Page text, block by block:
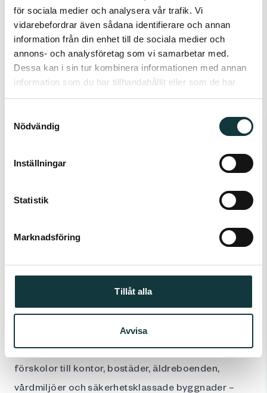
för sociala medier och analysera vår trafik. Vi
vidarebefordrar även sådana identifierare och annan
information från din enhet till de sociala medier och
annons- och analysföretag som vi samarbetar med.
Dessa kan i sin tur kombinera informationen med annan
information som du har tillhandahållit eller som de har
samlat in när du har använt deras tjänster.
Nödvändig
Inställningar
Statistik
Marknadsföring
Tillåt alla
Avvisa
Ett dedikerat team som delar din vilja att bygga
framtidens samhälle
Ansökan och kontakt
I denna rekrytering samarbetar Parmaco AB med
Rubino Rekrytering. Har du frågor om tjänsten är du
rekryteringskonsult Hanne Rubino, +46 739 015 911.
Skicka din ansökan så snart som möjligt, då vi
Välkommen med din ansökan!
Parmaco är en föregångare inom dynamisk
som kan anpassas, flyttas och återanvändas för att
möta samhällens föränderliga behov. Med
verksamhet i Finland, Sverige och Tyskland och
över 400 levererade byggnader – från skolor och
förskolor till kontor, bostäder, äldreboenden,
vårdmiljöer och säkerhetsklassade byggnader –